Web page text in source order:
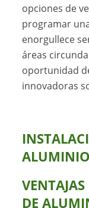
opciones de
programar
enorgullece
áreas
oportunidad
innovadoras
DE